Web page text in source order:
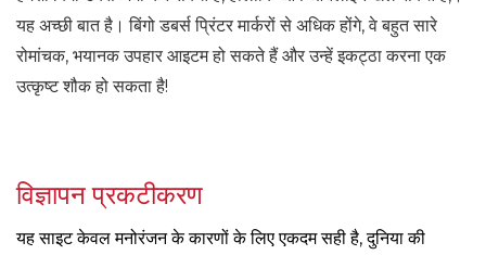
यह अच्छी बात है। बिंगो डबर्स प्रिंटर मार्करों से अधिक होंगे, वे बहुत सारे
रोमांचक, भयानक उपहार आइटम हो सकते हैं और उन्हें इकट्ठा करना एक
उत्कृष्ट शौक हो सकता है!
विज्ञापन प्रकटीकरण
यह साइट केवल मनोरंजन के कारणों के लिए एकदम सही है, दुनिया की